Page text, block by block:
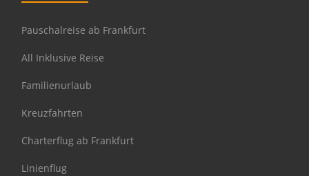
Pauschalreise ab Frankfurt
All Inklusive Reise
Familienurlaub
Kreuzfahrten
Charterflug ab Frankfurt
Linienflug